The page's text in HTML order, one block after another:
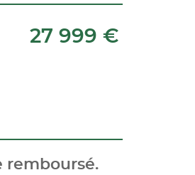
27 999 €
remboursé.